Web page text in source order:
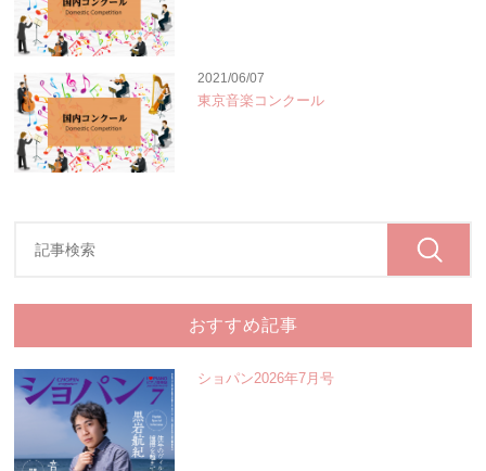
2021/06/07
東京音楽コンクール
おすすめ記事
ショパン2026年7月号